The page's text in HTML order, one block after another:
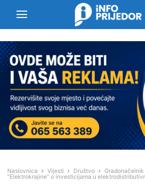
Naslovnica Vijesti Društvo
“Elektrokrajine” o investicijama u